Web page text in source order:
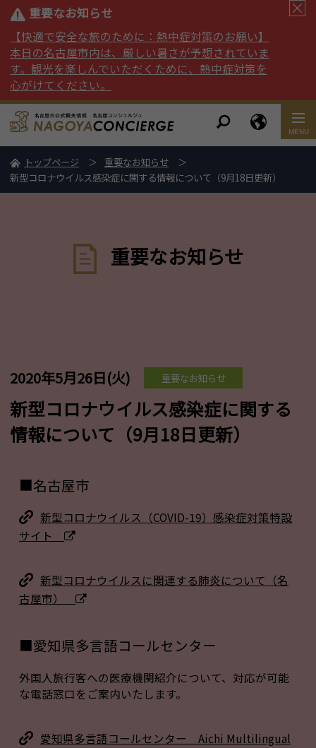
重要なお知らせ
【快適で安全な旅のために：熱中症対策のお願い】
本日の名古屋市内は、厳しい暑さが予想されていま
す。観光を楽しんでいただくために、熱中症対策を
心がけてください。
トップページ
重要なお知らせ
新型コロナウイルス感染症に関する情報について（9月18日更新）
重要なお知らせ
2020年5月26日(火) 重要なお知らせ
新型コロナウイルス感染症に関する
情報について（9月18日更新）
■名古屋市
新型コロナウイルス（COVID-19）感染症対策特設
サイト
新型コロナウイルスに関連する肺炎について（名
古屋市）
■愛知県多言語コールセンター
外国人旅行客への医療機関紹介について、対応が可能
な電話窓口をご案内いたします。
愛知県多言語コールセンター Aichi Multilingual